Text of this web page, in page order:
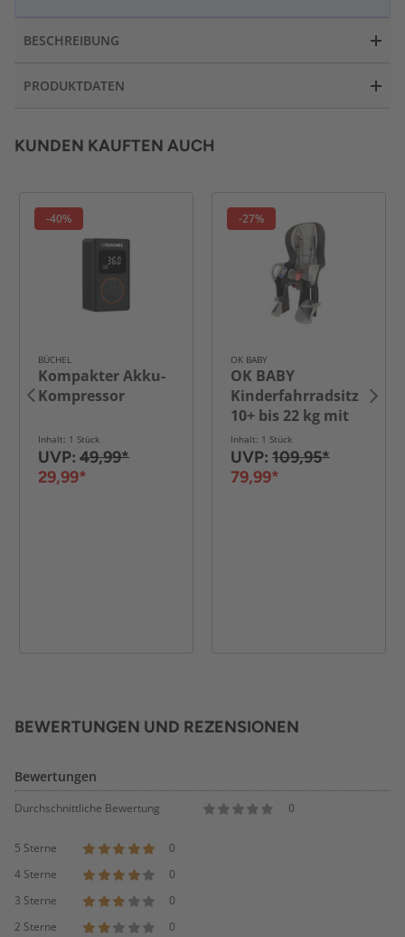
BESCHREIBUNG
PRODUKTDATEN
KUNDEN KAUFTEN AUCH
-40%
BÜCHEL
Kompakter Akku-
Kompressor
Inhalt: 1 Stück
UVP: 49,99*
29,99*
-27%
OK BABY
OK BABY
Kinderfahrradsitz
10+ bis 22 kg mit
Liegefunktion
Inhalt: 1 Stück
UVP: 109,95*
79,99*
BEWERTUNGEN UND REZENSIONEN
Bewertungen
Durchschnittliche Bewertung 0
5 Sterne
0
4 Sterne
0
3 Sterne
0
2 Sterne
0